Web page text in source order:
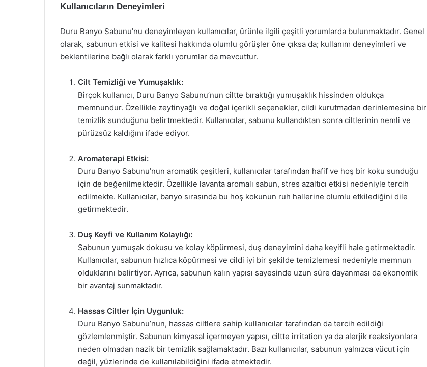
Kullanıcıların Deneyimleri
Duru Banyo Sabunu’nu deneyimleyen kullanıcılar, ürünle ilgili çeşitli yorumlarda bulunmaktadır. Genel
olarak, sabunun etkisi ve kalitesi hakkında olumlu görüşler öne çıksa da; kullanım deneyimleri ve
beklentilerine bağlı olarak farklı yorumlar da mevcuttur.
Cilt Temizliği ve Yumuşaklık:
Birçok kullanıcı, Duru Banyo Sabunu’nun ciltte bıraktığı yumuşaklık hissinden oldukça
memnundur. Özellikle zeytinyağlı ve doğal içerikli seçenekler, cildi kurutmadan derinlemesine bir
temizlik sunduğunu belirtmektedir. Kullanıcılar, sabunu kullandıktan sonra ciltlerinin nemli ve
pürüzsüz kaldığını ifade ediyor.
Aromaterapi Etkisi:
Duru Banyo Sabunu’nun aromatik çeşitleri, kullanıcılar tarafından hafif ve hoş bir koku sunduğu
için de beğenilmektedir. Özellikle lavanta aromalı sabun, stres azaltıcı etkisi nedeniyle tercih
edilmekte. Kullanıcılar, banyo sırasında bu hoş kokunun ruh hallerine olumlu etkilediğini dile
getirmektedir.
Duş Keyfi ve Kullanım Kolaylığı:
Sabunun yumuşak dokusu ve kolay köpürmesi, duş deneyimini daha keyifli hale getirmektedir.
Kullanıcılar, sabunun hızlıca köpürmesi ve cildi iyi bir şekilde temizlemesi nedeniyle memnun
olduklarını belirtiyor. Ayrıca, sabunun kalın yapısı sayesinde uzun süre dayanması da ekonomik
bir avantaj sunmaktadır.
Hassas Ciltler İçin Uygunluk:
Duru Banyo Sabunu’nun, hassas ciltlere sahip kullanıcılar tarafından da tercih edildiği
gözlemlenmiştir. Sabunun kimyasal içermeyen yapısı, ciltte irritation ya da alerjik reaksiyonlara
neden olmadan nazik bir temizlik sağlamaktadır. Bazı kullanıcılar, sabunun yalnızca vücut için
değil, yüzlerinde de kullanılabildiğini ifade etmektedir.